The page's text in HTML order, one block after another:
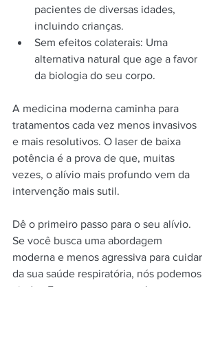
pacientes de diversas idades,
incluindo crianças.
Sem efeitos colaterais: Uma
alternativa natural que age a favor
da biologia do seu corpo.
A medicina moderna caminha para
tratamentos cada vez menos invasivos
e mais resolutivos. O laser de baixa
potência é a prova de que, muitas
vezes, o alívio mais profundo vem da
intervenção mais sutil.
Dê o primeiro passo para o seu alívio.
Se você busca uma abordagem
moderna e menos agressiva para cuidar
da sua saúde respiratória, nós podemos
ajudar. Entre em contato pelo